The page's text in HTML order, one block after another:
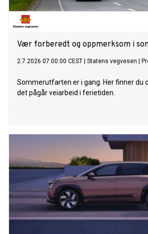
Vær forberedt og oppmerksom i
2.7.2026 07:00:00 CEST Statens vegvesen
Sommerutfarten er i gang. Her finner du
det pågår veiarbeid i ferietiden.